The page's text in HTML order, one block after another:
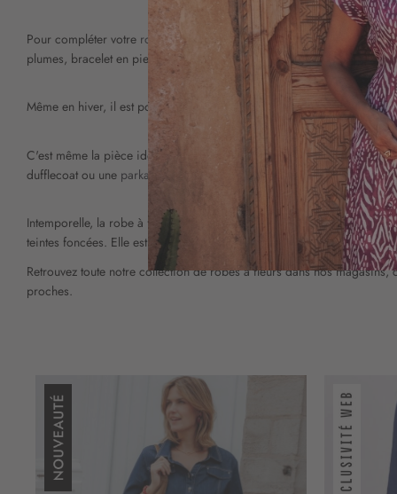
Pour compléter votre robe de soirée
aux motifs de fleurs, nous vous
plumes, bracelet en pierres turquoise... le choix est vaste.
Même en hiver, il est possible de sortir votre robe à fleurs du placard,
C'est même la pièce idéale pour égayer les journées froides et
dufflecoat ou une parka dans une teinte sobre, sera aussi du plus bel
Intemporelle, la robe à fleurs valorise toutes les morphologies et
teintes foncées. Elle est étincelante et gaie dans des tons soutenus.
Retrouvez toute notre collection de robes à fleurs dans nos
proches.